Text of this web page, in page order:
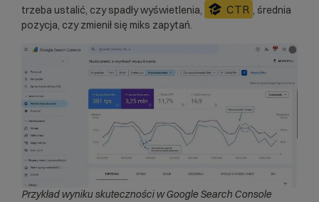
trzeba ustalić, czy spadły wyświetlenia,
CTR , średnia
pozycja, czy zmienił się miks zapytań.
Przykład wyniku skuteczności w Google Search Console